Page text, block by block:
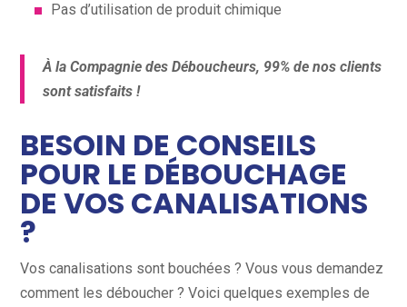
Pas d’utilisation de produit chimique
À la Compagnie des Déboucheurs, 99% de nos clients
sont satisfaits !
BESOIN DE CONSEILS
POUR LE DÉBOUCHAGE
DE VOS CANALISATIONS
?
Vos canalisations sont bouchées ? Vous vous demandez
comment les déboucher ? Voici quelques exemples de